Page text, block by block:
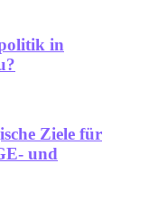
in
Ziele für
und